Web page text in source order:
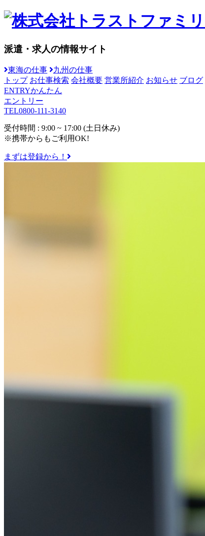
派遣・求人の情報サイト
東海の仕事
九州の仕事
トップ お仕事検索 会社概要 営業所紹介 お知らせ ブログ
ENTRYかんたん
エントリー
TEL0800-111-3140
受付時間 : 9:00 ~ 17:00 (土日休み)
※携帯からもご利用OK!
まずは登録から！